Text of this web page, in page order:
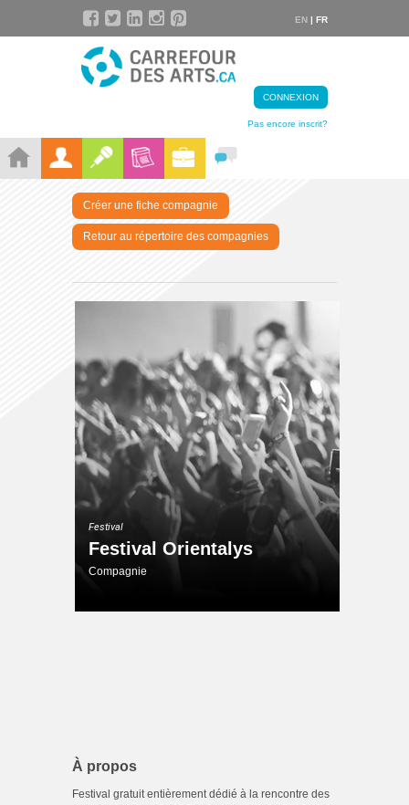
EN | FR
CONNEXION
Pas encore inscrit?
Créer une fiche compagnie
Retour au répertoire des compagnies
Festival
Festival Orientalys
Compagnie
À propos
Festival gratuit entièrement dédié à la rencontre des